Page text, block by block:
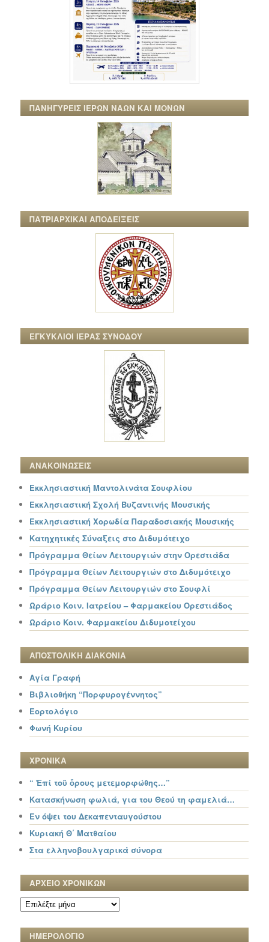
ΠΑΝΗΓΥΡΕΙΣ ΙΕΡΩΝ ΝΑΩΝ ΚΑΙ ΜΟΝΩΝ
ΠΑΤΡΙΑΡΧΙΚΑΙ ΑΠΟΔΕΙΞΕΙΣ
ΕΓΚΥΚΛΙΟΙ ΙΕΡΑΣ ΣΥΝΟΔΟΥ
ΑΝΑΚΟΙΝΩΣΕΙΣ
Εκκλησιαστική Μαντολινάτα Σουφλίου
Εκκλησιαστική Σχολή Βυζαντινής Μουσικής
Εκκλησιαστική Χορωδία Παραδοσιακής Μουσικής
Κατηχητικές Σύναξεις στο Διδυμότειχο
Πρόγραμμα Θείων Λειτουργιών στην Ορεστιάδα
Πρόγραμμα Θείων Λειτουργιών στο Διδυμότειχο
Πρόγραμμα Θείων Λειτουργιών στο Σουφλί
Ωράριο Κοιν. Ιατρείου – Φαρμακείου Ορεστιάδος
Ωράριο Κοιν. Φαρμακείου Διδυμοτείχου
ΑΠΟΣΤΟΛΙΚΗ ΔΙΑΚΟΝΙΑ
Αγία Γραφή
Βιβλιοθήκη “Πορφυρογέννητος”
Εορτολόγιο
Φωνή Κυρίου
ΧΡΟΝΙΚΑ
“ Ἐπί τοῦ ὄρους μετεμορφώθης…”
Κατασκήνωση φωλιά, για του Θεού τη φαμελιά…
Εν όψει του Δεκαπενταυγούστου
Κυριακή Θ΄ Ματθαίου
Στα ελληνοβουλγαρικά σύνορα
ΑΡΧΕΙΟ ΧΡΟΝΙΚΩΝ
ΑΡΧΕΙΟ
ΧΡΟΝΙΚΩΝ
ΗΜΕΡΟΛΟΓΙΟ